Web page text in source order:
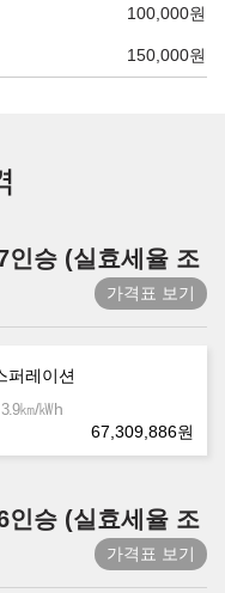
100,000원
150,000원
인승 (실효세율 조
가격표 보기
퍼레이션
㎞/㎾h
67,309,886원
인승 (실효세율 조
가격표 보기